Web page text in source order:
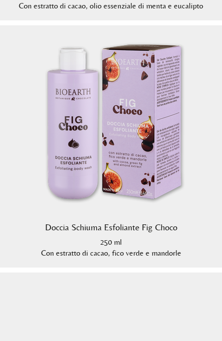
Con estratto di cacao, olio essenziale di menta e eucalipto
Doccia Schiuma Esfoliante Fig Choco
250 ml
Con estratto di cacao, fico verde e mandorle